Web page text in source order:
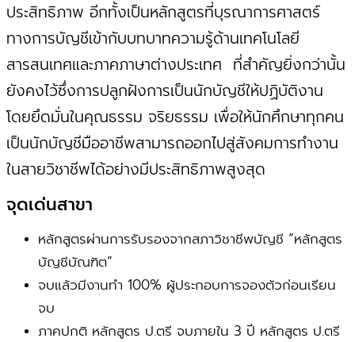
ประสิทธิภาพ อีกทั้งเป็นหลักสูตรที่บุรณาการศาสตร์
ทางการบัญชีเข้ากับบทบาทความรู้ด้านเทคโนโลยี
สารสนเทศและภาคภาษาต่างประเทศ ที่สำคัญยิ่งกว่านั้น
ยังคงไว้ซึ่งการปลูกฝังการเป็นนักบัญชีให้ปฏิบัติงาน
โดยยึดมั่นในคุณธรรม จริยธรรม เพื่อให้นักศึกษาทุกคน
เป็นนักบัญชีมืออาชีพสามารถออกไปสู่สังคมการทำงาน
ในสายวิชาชีพได้อย่างมีประสิทธิภาพสูงสุด
จุดเด่นสาขา
หลักสูตรผ่านการรับรองจากสภาวิชาชีพบัญชี “หลักสูตร
บัญชีบัณฑิต”
จบแล้วมีงานทำ 100% ผู้ประกอบการจองตัวก่อนเรียน
จบ
ภาคปกติ หลักสูตร ป.ตรี จบภายใน 3 ปี หลักสูตร ป.ตรี